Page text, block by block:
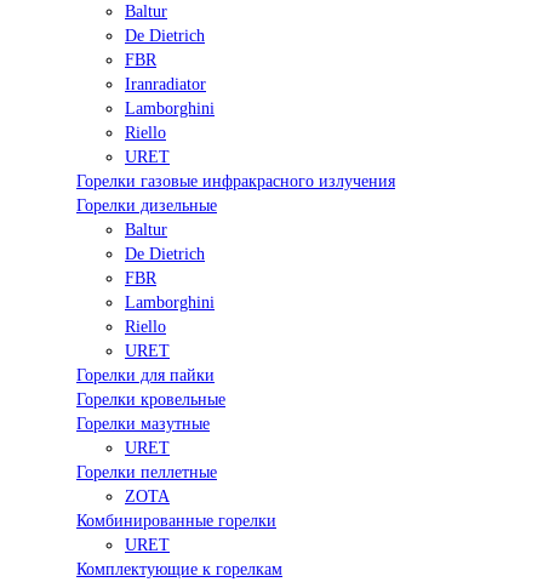
Baltur
De Dietrich
FBR
Iranradiator
Lamborghini
Riello
URET
Горелки газовые инфракрасного излучения
Горелки дизельные
Baltur
De Dietrich
FBR
Lamborghini
Riello
URET
Горелки для пайки
Горелки кровельные
Горелки мазутные
URET
Горелки пеллетные
ZOTA
Комбинированные горелки
URET
Комплектующие к горелкам